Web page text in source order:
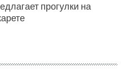
прогулки на